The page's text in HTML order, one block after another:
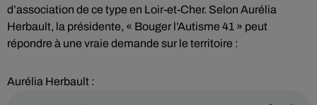
d’association de ce type en Loir-et-Cher. Selon Aurélia
Herbault, la présidente, « Bouger l’Autisme 41 » peut
répondre à une vraie demande sur le territoire :
Aurélia Herbault :